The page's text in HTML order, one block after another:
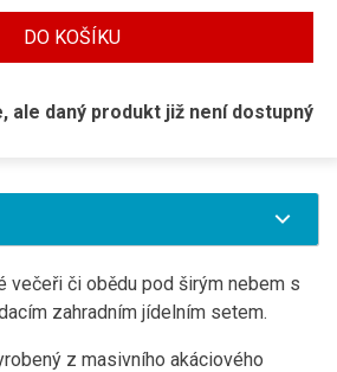
DO KOŠÍKU
ale daný produkt již není dostupný
večeři či obědu pod širým nebem s
zahradním jídelním setem.
z masivního akáciového